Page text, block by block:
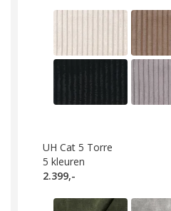
UH Cat 5 Torre
5 kleuren
2.399,-